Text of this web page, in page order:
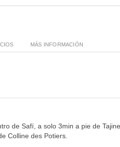
MÁS INFORMACIÓN
de Safí, a solo 3min a pie de
Colline des Potiers.